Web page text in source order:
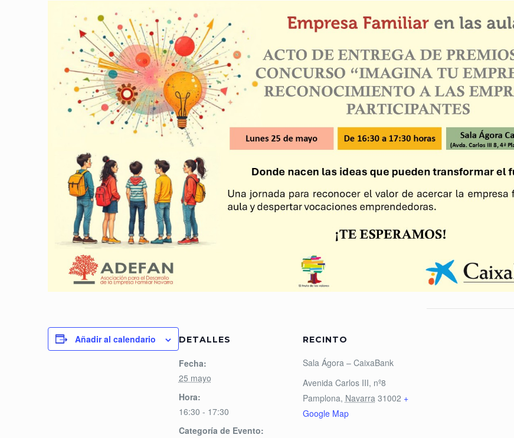
Añadir al calendario DETALLES
Fecha:
25 mayo
Hora:
16:30 - 17:30
Categoría de Evento:
RECINTO
Sala Ágora – CaixaBank
Avenida Carlos III, nº8
Pamplona, Navarra 31002 +
Google Map